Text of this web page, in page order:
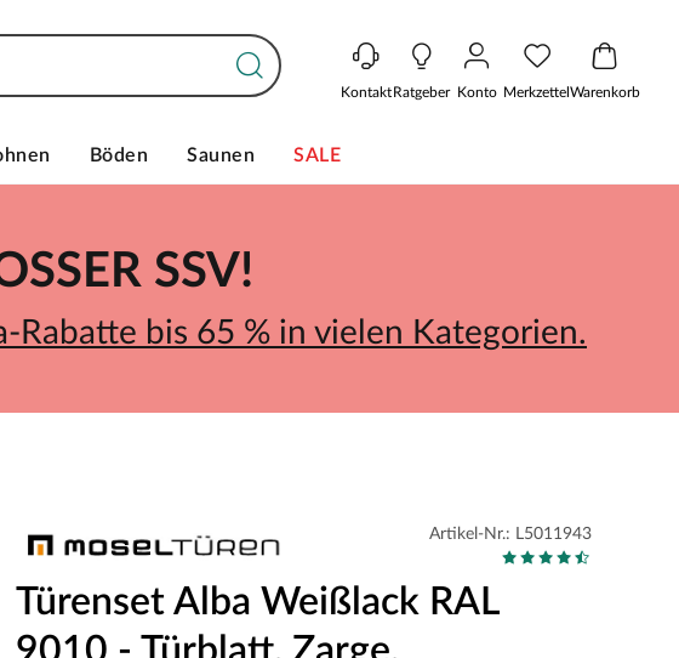
KontaktRatgeber Konto MerkzettelWarenkorb
Böden Saunen SALE
SSV!
Rabatte bis 65 % in vielen Kategorien.
Artikel-Nr.: L5011943
Türenset Alba Weißlack RAL